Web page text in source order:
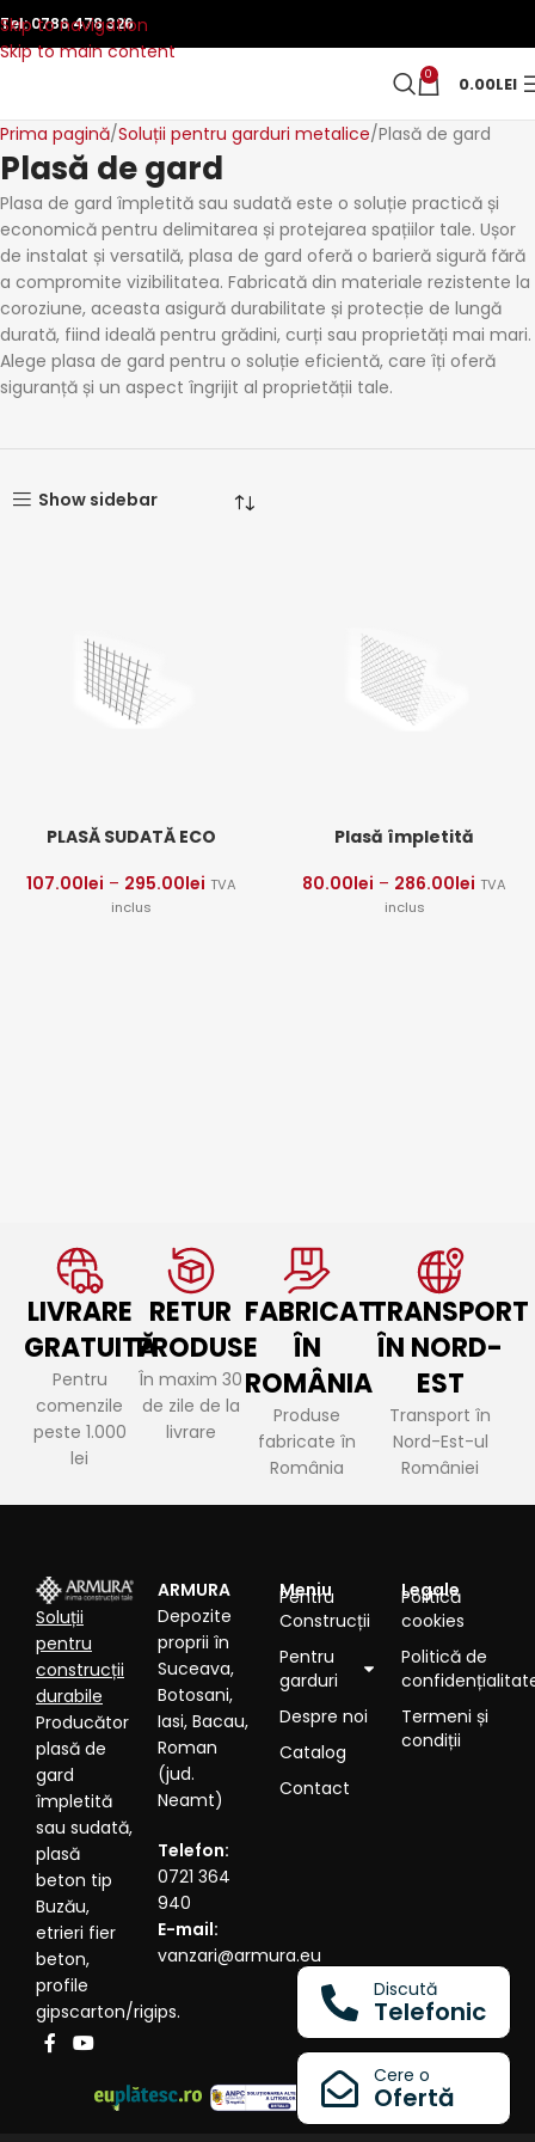
Skip to navigation
Skip to main content
Tel:0786 478 326
0 0.00LEI
Prima pagină Soluții pentru garduri metalice Plasă de gard
Plasă de gard
Plasa de gard împletită sau sudată este o soluție practică și
economică pentru delimitarea și protejarea spațiilor tale. Ușor
de instalat și versatilă, plasa de gard oferă o barieră sigură fără
a compromite vizibilitatea. Fabricată din materiale rezistente la
coroziune, aceasta asigură durabilitate și protecție de lungă
durată, fiind ideală pentru grădini, curți sau proprietăți mai mari.
Alege plasa de gard pentru o soluție eficientă, care îți oferă
siguranță și un aspect îngrijit al proprietății tale.
Show sidebar
PLASĂ SUDATĂ ECO
107.00lei – 295.00lei TVA
inclus
Plasă împletită
80.00lei – 286.00lei TVA
inclus
LIVRARE
GRATUITĂ
Pentru
comenzile
peste 1.000
lei
RETUR
PRODUSE
În maxim 30
de zile de la
livrare
FABRICAT
ÎN
ROMÂNIA
Produse
fabricate în
România
TRANSPORT
ÎN NORD-
EST
Transport în
Nord-Est-ul
României
Soluții
pentru
construcții
durabile
Producător
plasă de
gard
împletită
sau sudată,
plasă
beton tip
Buzău,
etrieri fier
beton,
profile
gipscarton/rigips.
ARMURA
Depozite
proprii în
Suceava,
Botosani,
Iasi, Bacau,
Roman
(jud.
Neamt)
Telefon:
0721 364
940
E-mail:
vanzari@armura.eu
Meniu
Pentru
Construcții
Pentru
garduri
Despre noi
Catalog
Contact
Legale
Politică
cookies
Politică de
Termeni și
condiții
Discută
Telefonic
Cere o
Ofertă